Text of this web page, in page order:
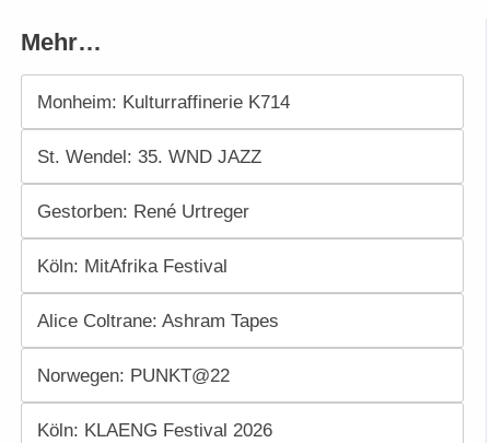
Mehr…
Monheim: Kulturraffinerie K714
St. Wendel: 35. WND JAZZ
Gestorben: René Urtreger
Köln: MitAfrika Festival
Alice Coltrane: Ashram Tapes
Norwegen: PUNKT@22
Köln: KLAENG Festival 2026